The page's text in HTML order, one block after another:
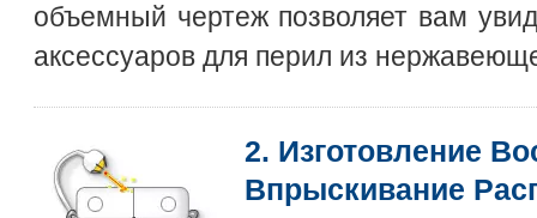
объемный чертеж позволяет вам
аксессуаров для перил из
2. Изготовление
Впрыскивание